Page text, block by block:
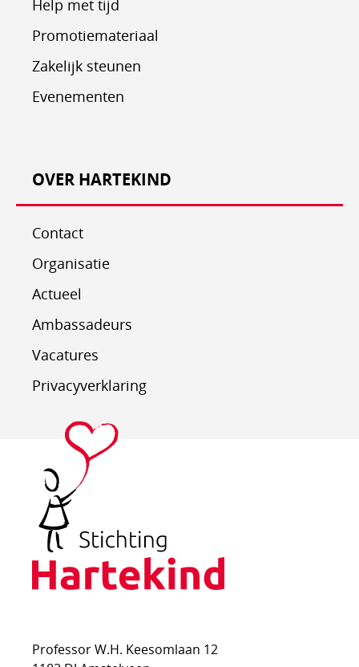
Help met tijd
Promotiemateriaal
Zakelijk steunen
Evenementen
OVER HARTEKIND
Contact
Organisatie
Actueel
Ambassadeurs
Vacatures
Privacyverklaring
Professor W.H. Keesomlaan 12